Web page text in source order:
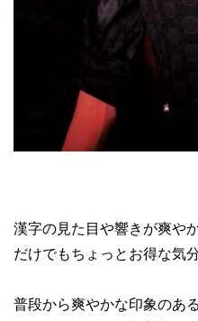
漢字の見た目や響きが爽や
だけでもちょっとお得な気
普段から爽やかな印象のあ